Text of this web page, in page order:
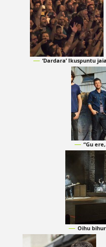
‘Dardara’ Ikuspuntu
“Gu
Oihu